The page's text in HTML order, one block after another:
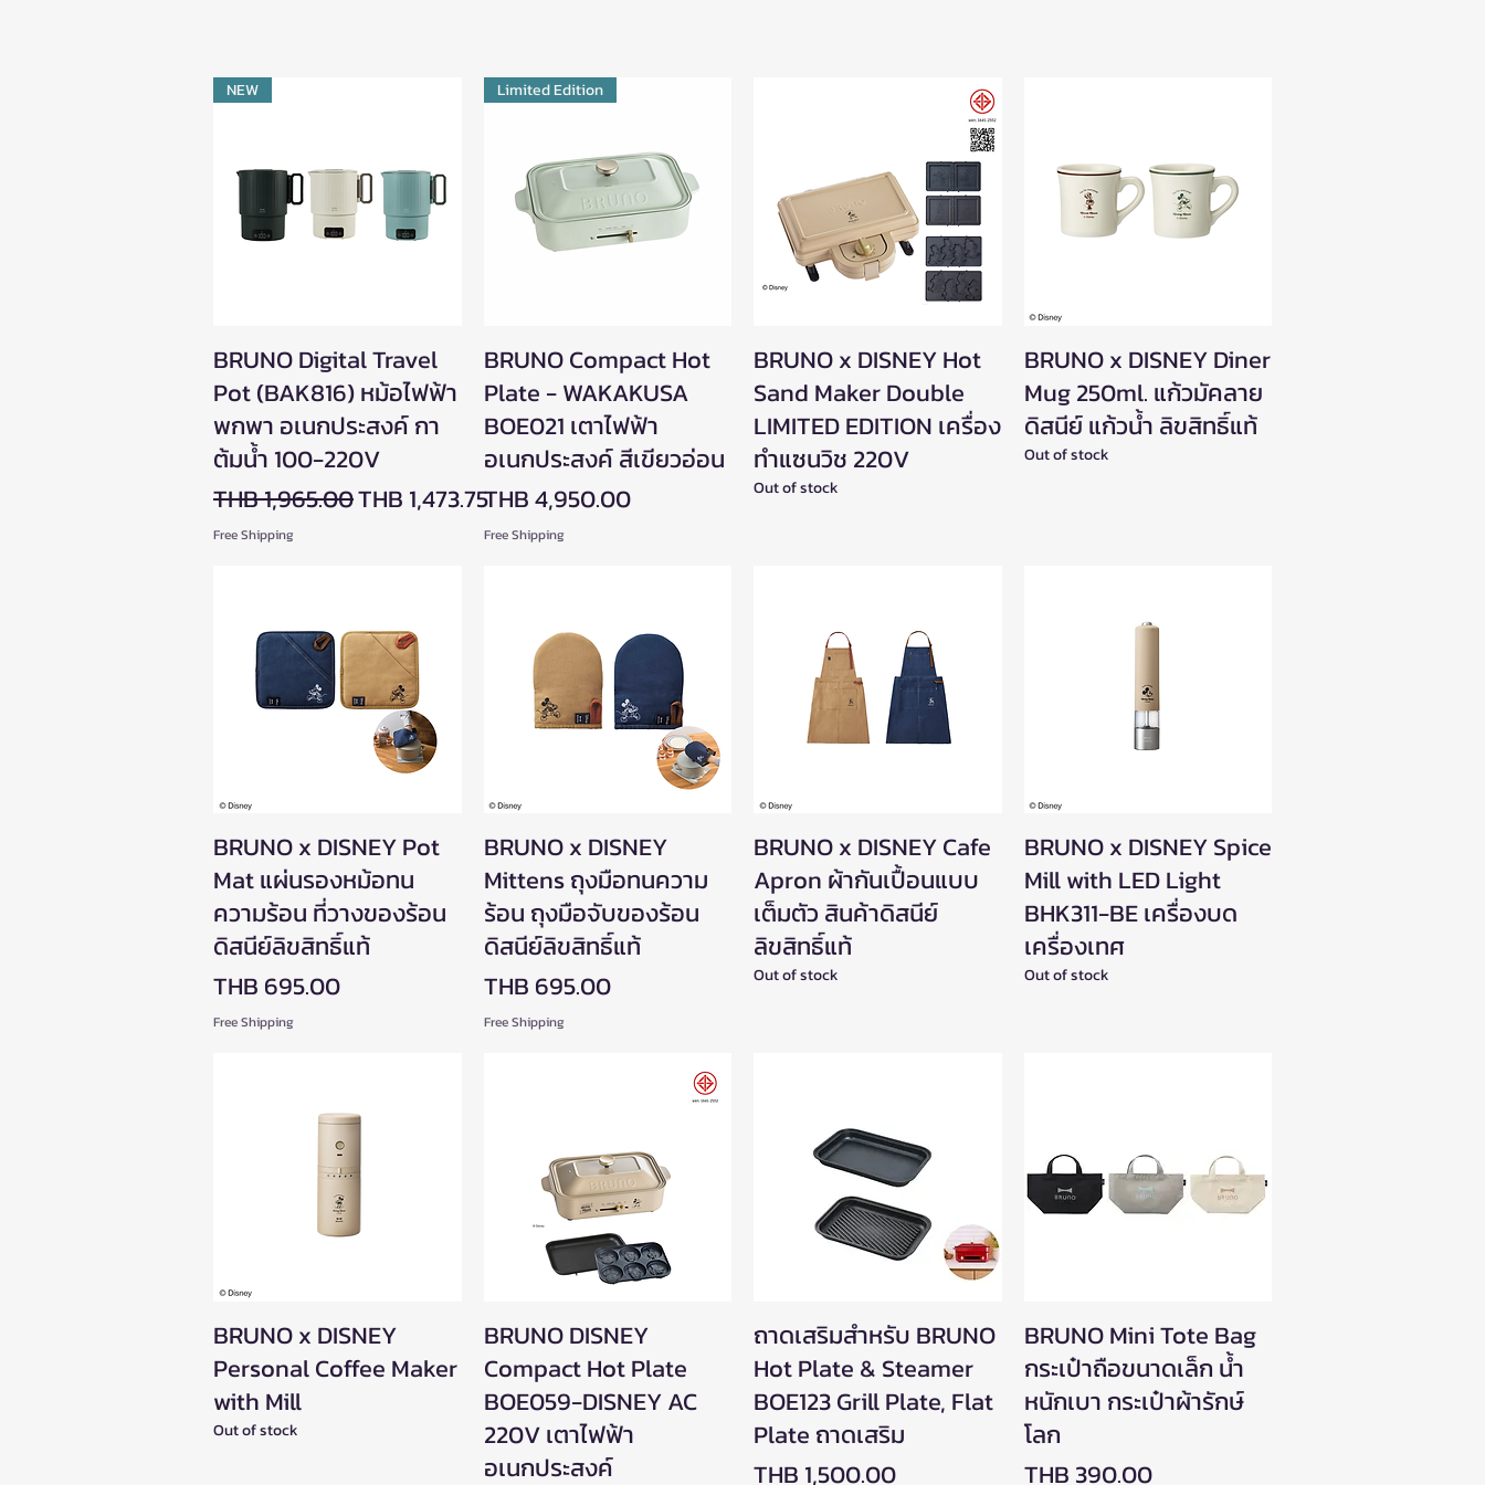
Quick View
NEW
BRUNO Digital Travel
Pot (BAK816) หม้อไฟฟ้า
พกพา อเนกประสงค์ กา
ต้มน้ำ 100-220V
Regular Price
THB 1,965.00Sale Price
THB 1,473.75
Free Shipping
Quick View
Limited Edition
BRUNO Compact Hot
Plate - WAKAKUSA
BOE021 เตาไฟฟ้า
อเนกประสงค์ สีเขียวอ่อน
Price
THB 4,950.00
Free Shipping
Quick View
BRUNO x DISNEY Hot
Sand Maker Double
LIMITED EDITION เครื่อง
ทำแซนวิช 220V
Out of stock
Quick View
BRUNO x DISNEY Diner
Mug 250ml. แก้วมัคลาย
ดิสนีย์ แก้วน้ำ ลิขสิทธิ์แท้
Out of stock
Quick View
BRUNO x DISNEY Pot
Mat แผ่นรองหม้อทน
ความร้อน ที่วางของร้อน
ดิสนีย์ลิขสิทธิ์แท้
Price
THB 695.00
Free Shipping
Quick View
BRUNO x DISNEY
Mittens ถุงมือทนความ
ร้อน ถุงมือจับของร้อน
ดิสนีย์ลิขสิทธิ์แท้
Price
THB 695.00
Free Shipping
Quick View
BRUNO x DISNEY Cafe
Apron ผ้ากันเปื้อนแบบ
เต็มตัว สินค้าดิสนีย์
ลิขสิทธิ์แท้
Out of stock
Quick View
BRUNO x DISNEY Spice
Mill with LED Light
BHK311-BE เครื่องบด
เครื่องเทศ
Out of stock
Quick View
BRUNO x DISNEY
Personal Coffee Maker
with Mill
Out of stock
Quick View
BRUNO DISNEY
Compact Hot Plate
BOE059-DISNEY AC
220V เตาไฟฟ้า
อเนกประสงค์
Quick View
ถาดเสริมสำหรับ BRUNO
Hot Plate & Steamer
BOE123 Grill Plate, Flat
Plate ถาดเสริม
Price
THB 1,500.00
Quick View
BRUNO Mini Tote Bag
กระเป๋าถือขนาดเล็ก น้ำ
หนักเบา กระเป๋าผ้ารักษ์
โลก
Price
THB 390.00